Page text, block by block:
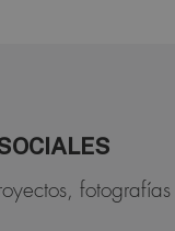
fotografías